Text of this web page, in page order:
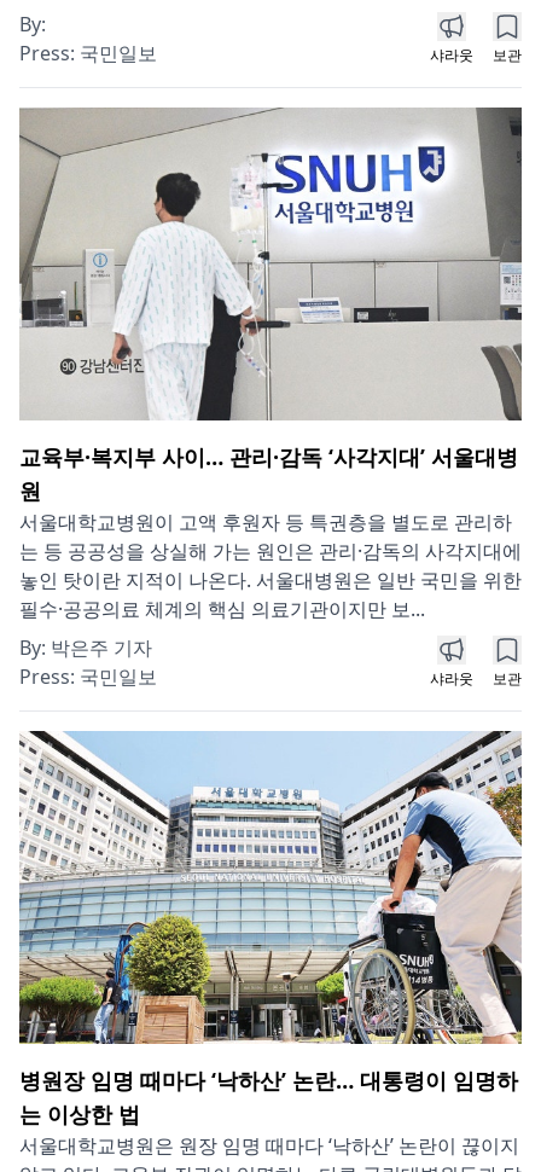
By:
Press: 국민일보 샤라웃 보관
교육부·복지부 사이… 관리·감독 ‘사각지대’ 서울대병
원
서울대학교병원이 고액 후원자 등 특권층을 별도로 관리하
는 등 공공성을 상실해 가는 원인은 관리·감독의 사각지대에
놓인 탓이란 지적이 나온다. 서울대병원은 일반 국민을 위한
필수·공공의료 체계의 핵심 의료기관이지만 보...
By: 박은주 기자
Press: 국민일보 샤라웃 보관
병원장 임명 때마다 ‘낙하산’ 논란… 대통령이 임명하
는 이상한 법
서울대학교병원은 원장 임명 때마다 ‘낙하산’ 논란이 끊이지